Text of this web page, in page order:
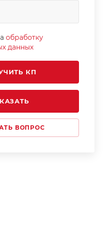
обработку
данных
ВОПРОС